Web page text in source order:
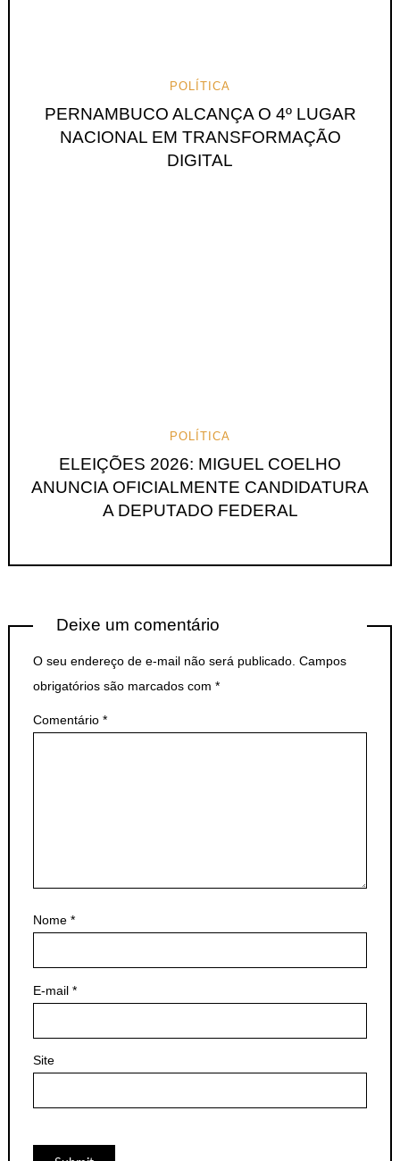
POLÍTICA
PERNAMBUCO ALCANÇA O 4º LUGAR
NACIONAL EM TRANSFORMAÇÃO
DIGITAL
POLÍTICA
ELEIÇÕES 2026: MIGUEL COELHO
ANUNCIA OFICIALMENTE CANDIDATURA
A DEPUTADO FEDERAL
Deixe um comentário
O seu endereço de e-mail não será publicado. Campos
obrigatórios são marcados com *
Comentário *
Nome *
E-mail *
Site